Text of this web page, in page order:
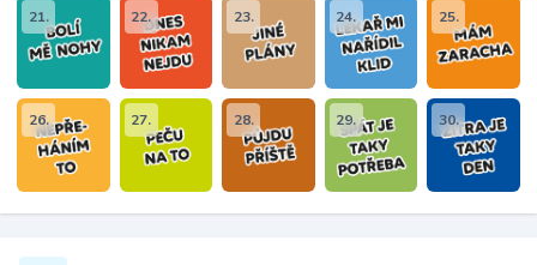
21. 22. 23. 24. 25.
26. 27. 28. 29. 30.